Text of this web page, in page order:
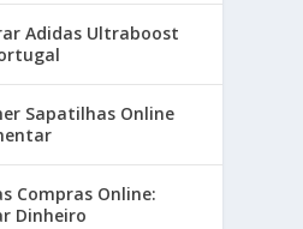
Adidas Ultraboost
Sapatilhas Online
Compras Online:
Dinheiro